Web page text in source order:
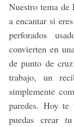
Nuestro tema de
a encantar si
perforados
convierten en
de punto de
trabajo, un
simplemente
paredes. Hoy te
puedas crear